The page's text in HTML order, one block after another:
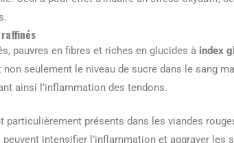
pauvres en fibres et riches en glucides à index
seulement le niveau de sucre dans le sang
ainsi l’inflammation des tendons.
particulièrement présents dans les viandes
intensifier l’inflammation et aggraver les